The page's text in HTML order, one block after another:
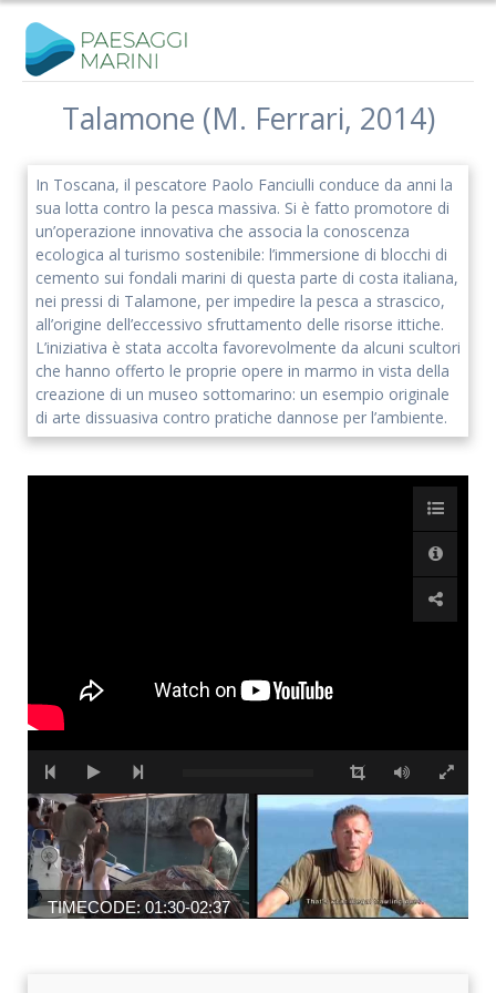
Iscriviti alla nostra newsletter
Rimani aggiornato sulle nostre iniziative e l'andamento del
nostro progetto di ricerca.
Salta
Talamone (M. Ferrari, 2014)
In Toscana, il pescatore Paolo Fanciulli conduce da anni la
sua lotta contro la pesca massiva. Si è fatto promotore di
un’operazione innovativa che associa la conoscenza
ecologica al turismo sostenibile: l’immersione di blocchi di
cemento sui fondali marini di questa parte di costa italiana,
nei pressi di Talamone, per impedire la pesca a strascico,
all’origine dell’eccessivo sfruttamento delle risorse ittiche.
L’iniziativa è stata accolta favorevolmente da alcuni scultori
che hanno offerto le proprie opere in marmo in vista della
creazione di un museo sottomarino: un esempio originale
di arte dissuasiva contro pratiche dannose per l’ambiente.
TIMECODE: 01:30-02:37